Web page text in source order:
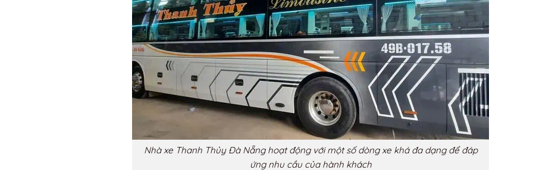
Nhà xe Thanh Thủy Đà Nẵng hoạt động với một số dòng xe khá đa dạng để đáp
ứng nhu cầu của hành khách